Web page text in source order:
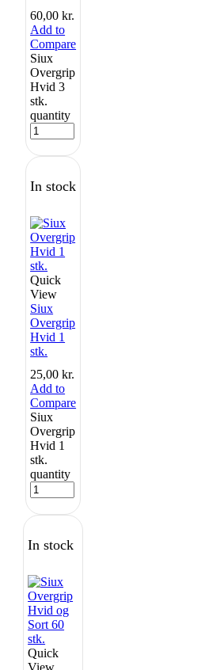
60,00kr.
Add to
Compare
Siux
Overgrip
Hvid 3
stk.
quantity
In stock
Quick
View
Siux
Overgrip
Hvid 1
stk.
25,00kr.
Add to
Compare
Siux
Overgrip
Hvid 1
stk.
quantity
In stock
Quick
View